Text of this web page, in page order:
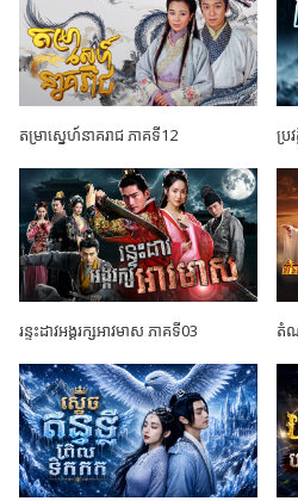
តម្រាស្នេហ៍នាគរាជ ភាគទី12 ប្រ
រន្ទះដាវអង្គរក្សអាវមាស ភាគទី03 តំណ